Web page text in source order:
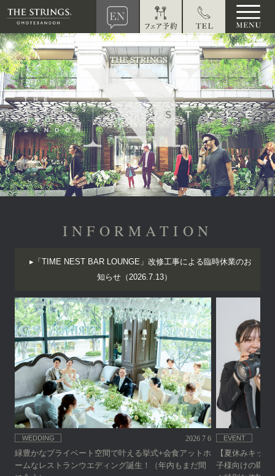
INFORMATION
▸「TIME NEST BAR LOUNGE」改修工事による臨時休業のお
知らせ（2026.7.13）
WEDDING
2026 7 6
緑豊かなプライベート空間で叶える挙式+会食アットホ
ームなレストランウエディング誕生！（年内もまだ間
EVENT
【夏休みキッ
子様向けの職業